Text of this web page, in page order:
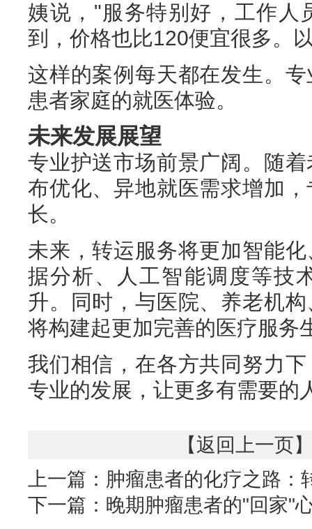
姨说，"服务特别好，工作人
到，价格也比120便宜很多。
这样的案例每天都在发生。
患者家庭的就医体验。
未来发展展望
专业护送市场前景广阔。随
布优化、异地就医需求增加
长。
未来，转运服务将更加智能
据分析、人工智能调度等技
升。同时，与医院、养老机
将构建起更加完善的医疗服务
我们相信，在各方共同努力
专业的发展，让更多有需要的
【返回上一页
上一篇： 肿瘤患者的化疗之路：
下一篇： 晚期肿瘤患者的"回家"